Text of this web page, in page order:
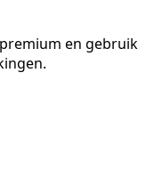
en gebruik